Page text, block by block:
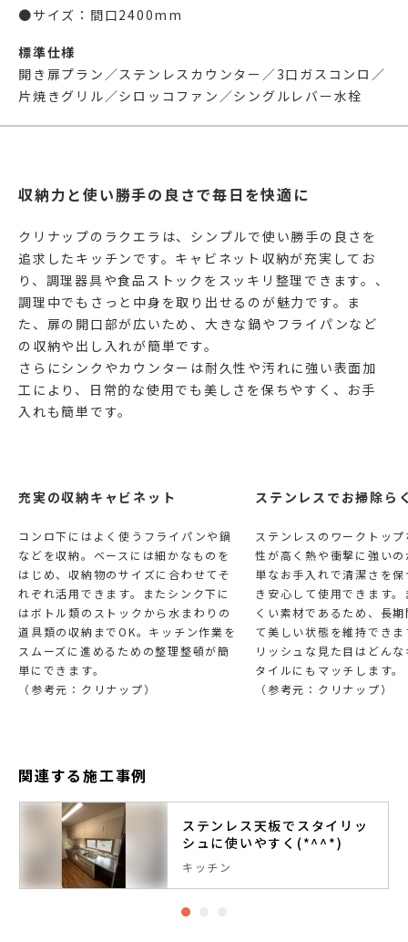
●サイズ：間口2400mm
標準仕様
開き扉プラン／ステンレスカウンター／3口ガスコンロ／
片焼きグリル／シロッコファン／シングルレバー水栓
収納力と使い勝手の良さで毎日を快適に
クリナップのラクエラは、シンプルで使い勝手の良さを
追求したキッチンです。キャビネット収納が充実してお
り、調理器具や食品ストックをスッキリ整理できます。、
調理中でもさっと中身を取り出せるのが魅力です。ま
た、扉の開口部が広いため、大きな鍋やフライパンなど
の収納や出し入れが簡単です。
さらにシンクやカウンターは耐久性や汚れに強い表面加
工により、日常的な使用でも美しさを保ちやすく、お手
入れも簡単です。
充実の収納キャビネット
コンロ下にはよく使うフライパンや鍋
などを収納。ベースには細かなものを
はじめ、収納物のサイズに合わせてそ
れぞれ活用できます。またシンク下に
はボトル類のストックから水まわりの
道具類の収納までOK。キッチン作業を
スムーズに進めるための整理整頓が簡
単にできます。
（参考元：クリナップ）
ステンレスでお掃除ら
ステンレスのワークトッ
性が高く熱や衝撃に強い
単なお手入れで清潔さを
き安心して使用できます
くい素材であるため、長
て美しい状態を維持でき
リッシュな見た目はどん
タイルにもマッチします。
（参考元：クリナップ）
関連する施工事例
ステンレス天板でスタイリッ
シュに使いやすく(*^^*)
キッチン